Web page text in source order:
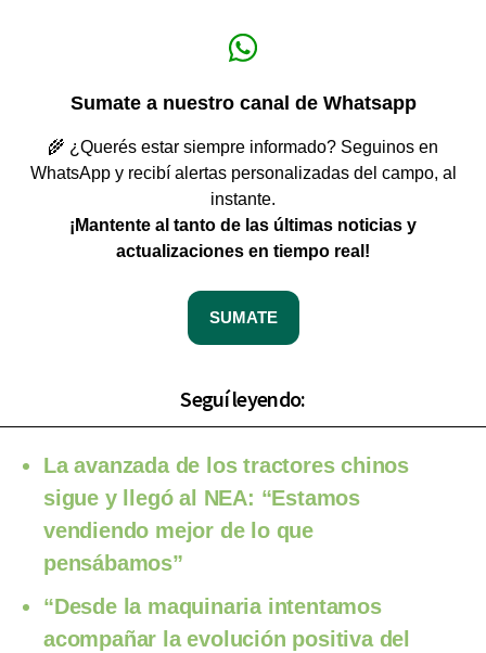
Sumate a nuestro canal de Whatsapp
🌾 ¿Querés estar siempre informado? Seguinos en
WhatsApp y recibí alertas personalizadas del campo, al
instante.
¡Mantente al tanto de las últimas noticias y
actualizaciones en tiempo real!
SUMATE
Seguí leyendo:
La avanzada de los tractores chinos
sigue y llegó al NEA: “Estamos
vendiendo mejor de lo que
pensábamos”
“Desde la maquinaria intentamos
acompañar la evolución positiva del